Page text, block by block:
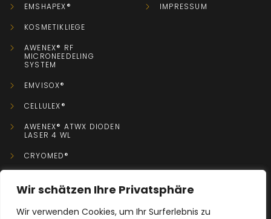
Wir schätzen Ihre Privatsphäre
Wir verwenden Cookies, um Ihr Surferlebnis zu
3
EMSHAPEX®
KOSMETIKLIEGE
AWENEX® RF
MICRONEEDELING
SYSTEM
EMVISOX®
CELLULEX®
AWENEX® ATWX DIODEN
LASER 4 WL
CRYOMED®
IMPRESSUM
KONTAKT